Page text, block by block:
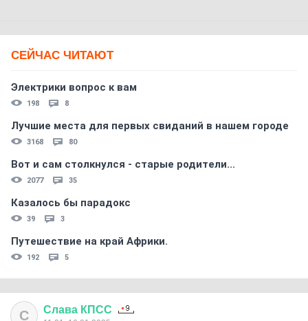
СЕЙЧАС ЧИТАЮТ
Электрики вопрос к вам
198 8
Лучшие места для первых свиданий в нашем городе
3168 80
Вот и сам столкнулся - старые родители...
2077 35
Казалось бы парадокс
39 3
Путешествие на край Африки.
192 5
С Слава КПСС